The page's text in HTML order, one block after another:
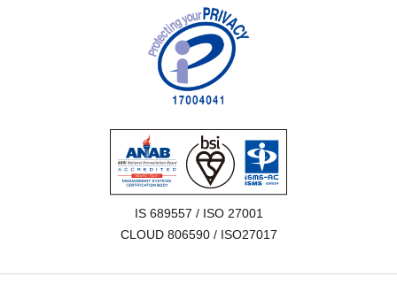
IS 689557 / ISO 27001
CLOUD 806590 / ISO27017